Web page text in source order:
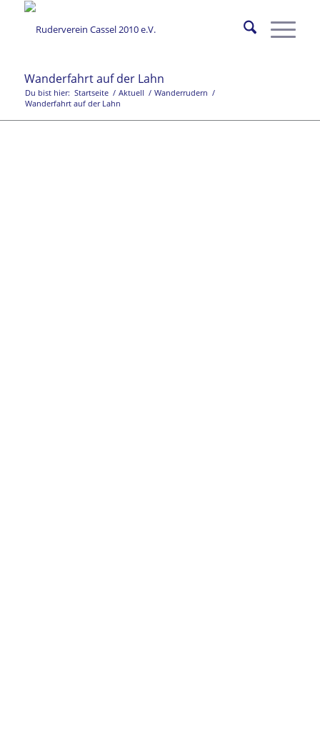
Wanderfahrt auf der Lahn
Du bist hier: Startseite / Aktuell / Wanderrudern /
Wanderfahrt auf der Lahn